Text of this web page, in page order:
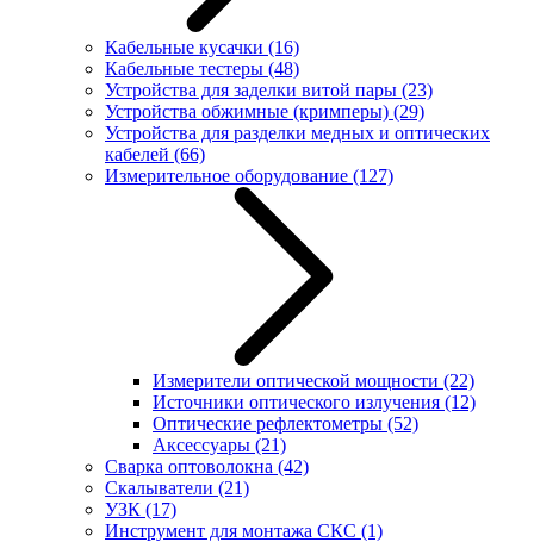
Кабельные кусачки (16)
Кабельные тестеры (48)
Устройства для заделки витой пары (23)
Устройства обжимные (кримперы) (29)
Устройства для разделки медных и оптических
кабелей (66)
Измерительное оборудование (127)
Измерители оптической мощности (22)
Источники оптического излучения (12)
Оптические рефлектометры (52)
Аксессуары (21)
Сварка оптоволокна (42)
Скалыватели (21)
УЗК (17)
Инструмент для монтажа СКС (1)